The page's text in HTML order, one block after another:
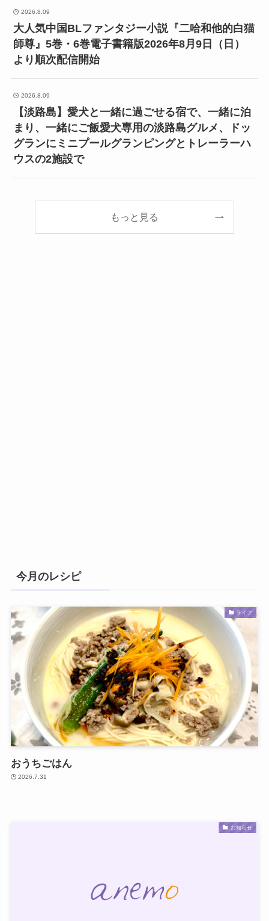
2026.8.09
大人気中国BLファンタジー小説『二哈和他的白猫
師尊』5巻・6巻電子書籍版2026年8月9日（日）
より順次配信開始
2026.8.09
【淡路島】愛犬と一緒に過ごせる宿で、一緒に泊
まり、一緒にご飯愛犬専用の淡路島グルメ、ドッ
グランにミニプールグランピングとトレーラーハ
ウスの2施設で
もっと見る
今月のレシピ
ライフ
おうちごはん
2026.7.31
お知らせ